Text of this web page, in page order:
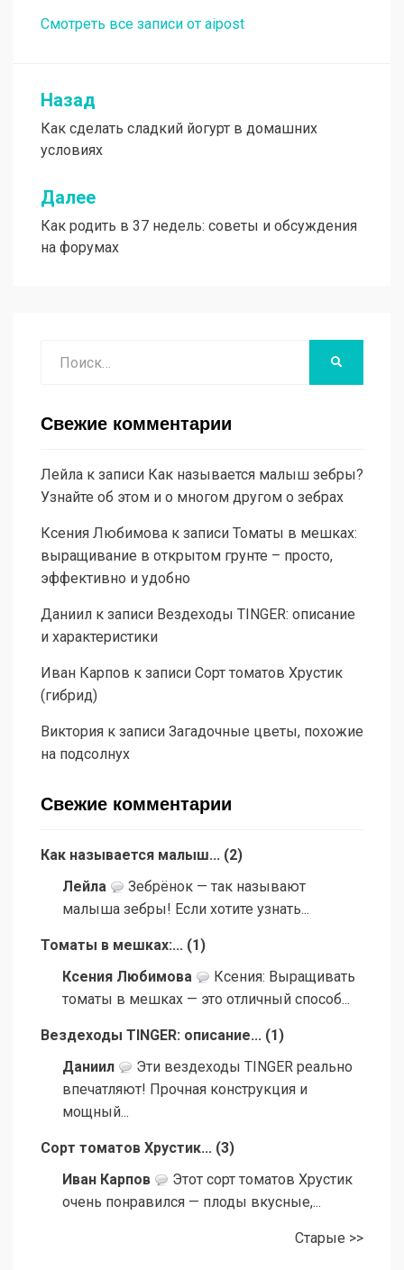
Смотреть все записи от aipost
Навигация
по
записям
Назад
Как сделать сладкий йогурт в домашних
условиях
Далее
Как родить в 37 недель: советы и обсуждения
на форумах
Свежие комментарии
Лейла к записи Как называется малыш зебры?
Узнайте об этом и о многом другом о зебрах
Ксения Любимова к записи Томаты в мешках:
выращивание в открытом грунте – просто,
эффективно и удобно
Даниил к записи Вездеходы TINGER: описание
и характеристики
Иван Карпов к записи Сорт томатов Хрустик
(гибрид)
Виктория к записи Загадочные цветы, похожие
на подсолнух
Свежие комментарии
Как называется малыш... (2)
Лейла
Зебрёнок — так называют
малыша зебры! Если хотите узнать...
Томаты в мешках:... (1 )
Ксения Любимова
Ксения: Выращивать
томаты в мешках — это отличный способ...
Вездеходы TINGER: описание... (1 )
Даниил
Эти вездеходы TINGER реально
впечатляют! Прочная конструкция и
мощный...
Сорт томатов Хрустик... (3)
Иван Карпов
Этот сорт томатов Хрустик
очень понравился — плоды вкусные,...
Старые >>